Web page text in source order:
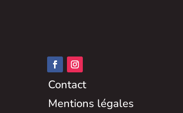
Contact
Mentions légales